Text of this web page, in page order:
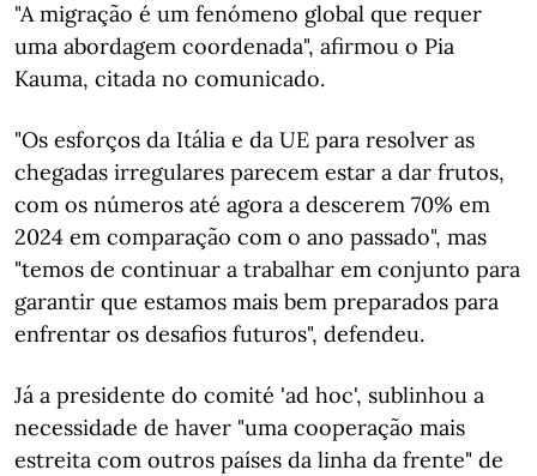
"A migração é um fenómeno global que requer
uma abordagem coordenada", afirmou o Pia
Kauma, citada no comunicado.
"Os esforços da Itália e da UE para resolver as
chegadas irregulares parecem estar a dar frutos,
com os números até agora a descerem 70% em
2024 em comparação com o ano passado", mas
"temos de continuar a trabalhar em conjunto para
garantir que estamos mais bem preparados para
enfrentar os desafios futuros", defendeu.
Já a presidente do comité 'ad hoc', sublinhou a
necessidade de haver "uma cooperação mais
estreita com outros países da linha da frente" de